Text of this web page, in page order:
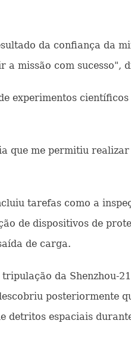
da confiança da
missão com sucesso",
experimentos
que me permitiu
tarefas como a
de dispositivos de
de carga.
da Shenzhou-
posteriormente
detritos espaciais